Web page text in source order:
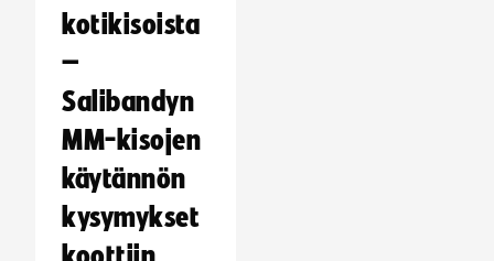
kotikisoista
–
Salibandyn
MM-kisojen
käytännön
kysymykset